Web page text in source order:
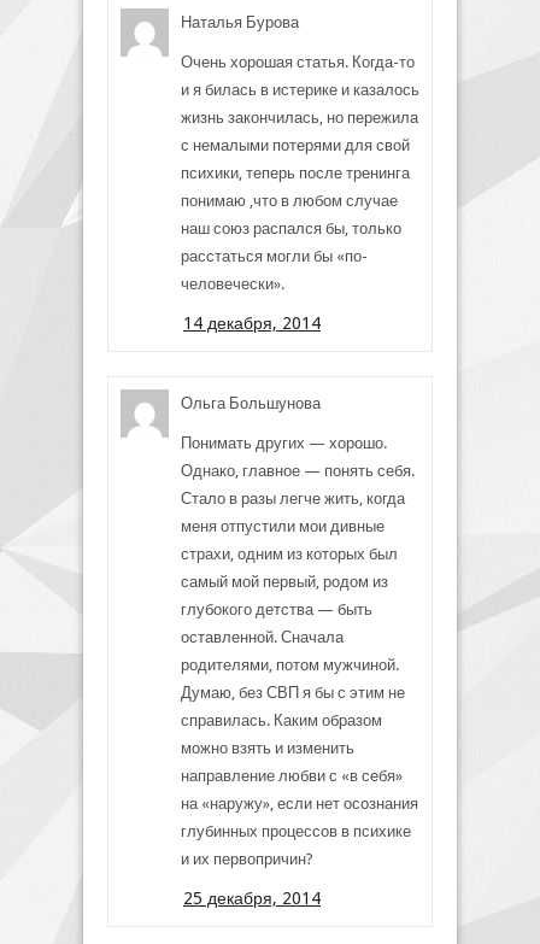
Наталья Бурова
Очень хорошая статья. Когда-то
и я билась в истерике и казалось
жизнь закончилась, но пережила
с немалыми потерями для свой
психики, теперь после тренинга
понимаю ,что в любом случае
наш союз распался бы, только
расстаться могли бы «по-
человечески».
14 декабря, 2014
Ольга Большунова
Понимать других — хорошо.
Однако, главное — понять себя.
Стало в разы легче жить, когда
меня отпустили мои дивные
страхи, одним из которых был
самый мой первый, родом из
глубокого детства — быть
оставленной. Сначала
родителями, потом мужчиной.
Думаю, без СВП я бы с этим не
справилась. Каким образом
можно взять и изменить
направление любви с «в себя»
на «наружу», если нет осознания
глубинных процессов в психике
и их первопричин?
25 декабря, 2014